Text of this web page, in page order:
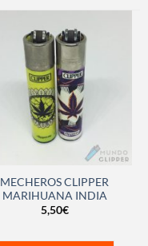
MECHEROS CLIPPER
MARIHUANA INDIA
5,50€